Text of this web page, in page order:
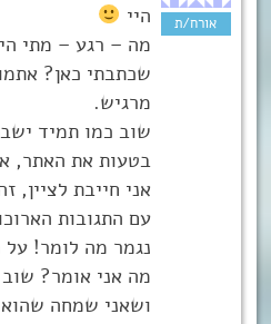
היי
מה – רגע – מתי
שכתבתי כאן?
מרגיש.
שוב כמו תמיד
בטעות את האתר,
אני חייבת לציין,
עם התגובות
נגמר מה לומר!
מה אני אומר?
ושאני שמחה שהוא